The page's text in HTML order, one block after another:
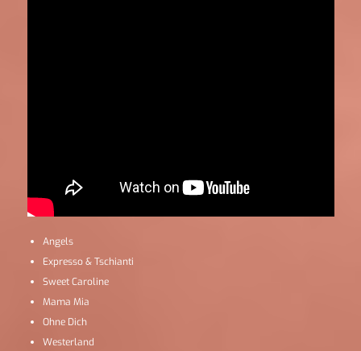
Angels
Expresso & Tschianti
Sweet Caroline
Mama Mia
Ohne Dich
Westerland